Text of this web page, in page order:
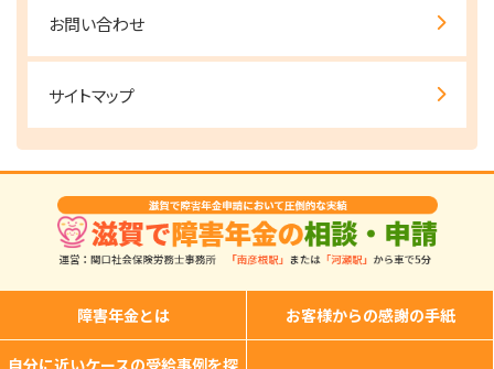
お問い合わせ
サイトマップ
障害年金とは お客様からの感謝の手紙
自分に近いケースの受給事例を探